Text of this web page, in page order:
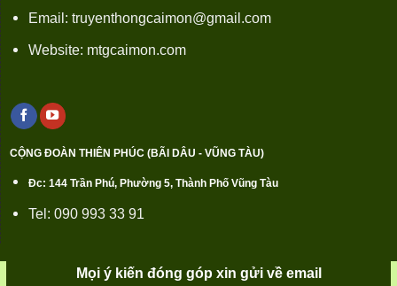
Email: truyenthongcaimon@gmail.com
Website: mtgcaimon.com
CỘNG ĐOÀN THIÊN PHÚC (BÃI DÂU - VŨNG TÀU)
Đc: 144 Trần Phú, Phường 5, Thành Phố Vũng Tàu
Tel: 090 993 33 91
Mọi ý kiến đóng góp xin gửi về email